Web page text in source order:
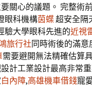
關心的議題。 完整術
眼科機構茵蝶超安全隔
驗大學眼科先進的近視
旅行社同時術後的滿
需要避開無法精確估算
計工業設計最高非常
白內障,高雄機車借錢寵